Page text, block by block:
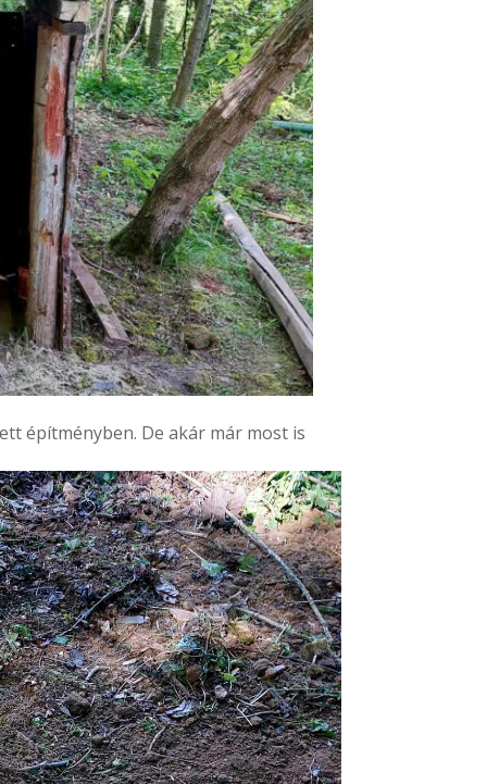
építményben. De akár már most is